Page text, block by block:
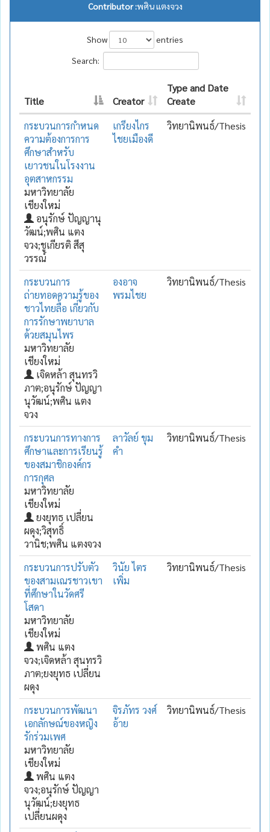
Contributor :พศิน แตงจวง
Show
entries
Search:
Title Creator
Type and Date
Create
กระบวนการกำหนด
ความต้องการการ
ศึกษาสำหรับ
เยาวชนในโรงงาน
อุตสาหกรรม
มหาวิทยาลัย
เชียงใหม่
อนุรักษ์ ปัญญานุ
วัฒน์;พศิน แตง
จวง;ชูเกียรติ สีสุ
วรรณ์
เกรียงไกร
ไชยเมืองดี
วิทยานิพนธ์/Thesis
กระบวนการ
ถ่ายทอดความรู้ของ
ชาวไทยลื้อ เกี่ยวกับ
การรักษาพยาบาล
ด้วยสมุนไพร
มหาวิทยาลัย
เชียงใหม่
เจิดหล้า สุนทรวิ
ภาต;อนุรักษ์ ปัญญา
นุวัฒน์;พศิน แตง
จวง
องอาจ
พรมไชย
วิทยานิพนธ์/Thesis
กระบวนการทางการ
ศึกษาและการเรียนรู้
ของสมาชิกองค์กร
การกุศล
มหาวิทยาลัย
เชียงใหม่
ยงยุทธ เปลี่ยน
ผดุง;วิสุทธิ์
วานิช;พศิน แตงจวง
ลาวัลย์ ขุม
คำ
วิทยานิพนธ์/Thesis
กระบวนการปรับตัว
ของสามเณรชาวเขา
ที่ศึกษาในวัดศรี
โสดา
มหาวิทยาลัย
เชียงใหม่
พศิน แตง
จวง;เจิดหล้า สุนทรวิ
ภาต;ยงยุทธ เปลี่ยน
ผดุง
วินัย ไตร
เพิ่ม
วิทยานิพนธ์/Thesis
กระบวนการพัฒนา
เอกลักษณ์ของหญิง
รักร่วมเพศ
มหาวิทยาลัย
เชียงใหม่
พศิน แตง
จวง;อนุรักษ์ ปัญญา
นุวัฒน์;ยงยุทธ
เปลี่ยนผดุง
จิรภัทร วงศ์
อ้าย
วิทยานิพนธ์/Thesis